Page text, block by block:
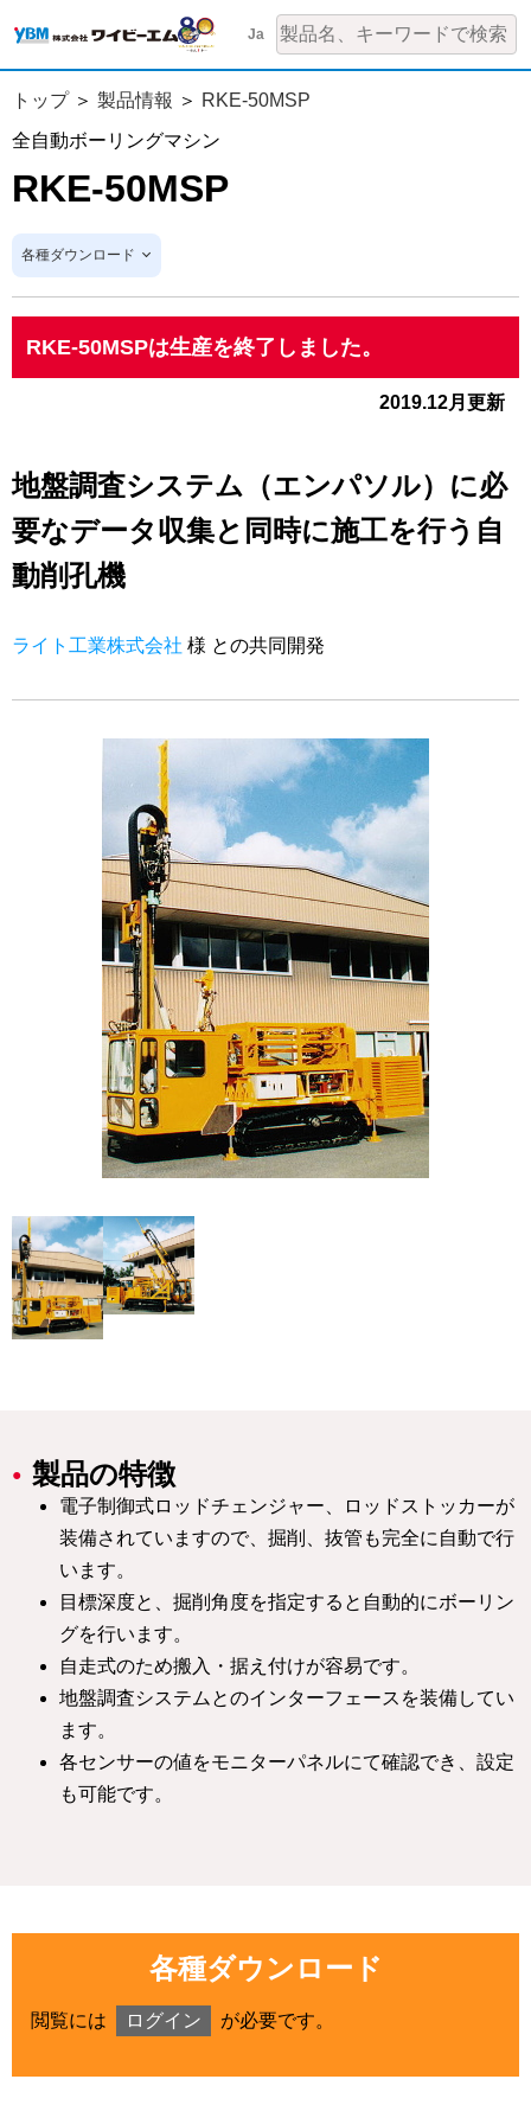
Ja
トップ 製品情報
RKE-50MSP
全自動ボーリングマシン
RKE-50MSP
各種ダウンロード
RKE-50MSPは生産を終了しました。
2019.12月更新
地盤調査システム（エンパソル）に必
要なデータ収集と同時に施工を行う自
動削孔機
ライト工業株式会社 様 との共同開発
製品の特徴
電子制御式ロッドチェンジャー、ロッドストッカーが
装備されていますので、掘削、抜管も完全に自動で行
います。
目標深度と、掘削角度を指定すると自動的にボーリン
グを行います。
自走式のため搬入・据え付けが容易です。
地盤調査システムとのインターフェースを装備してい
ます。
各センサーの値をモニターパネルにて確認でき、設定
も可能です。
各種ダウンロード
閲覧には ログイン が必要です。